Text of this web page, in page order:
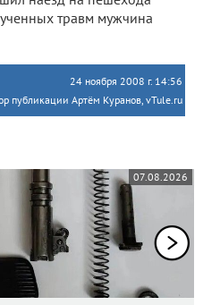
травм мужчина
24 ноября 2008 г. 14:56
публикации Артём Куранов, vTule.ru
07.08.2026